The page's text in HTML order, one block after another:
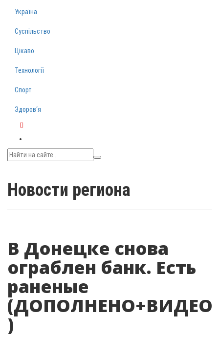
Україна
Суспільство
Цікаво
Технології
Спорт
Здоров‘я
Новости региона
В Донецке снова
ограблен банк. Есть
раненые
(ДОПОЛНЕНО+ВИДЕО
)